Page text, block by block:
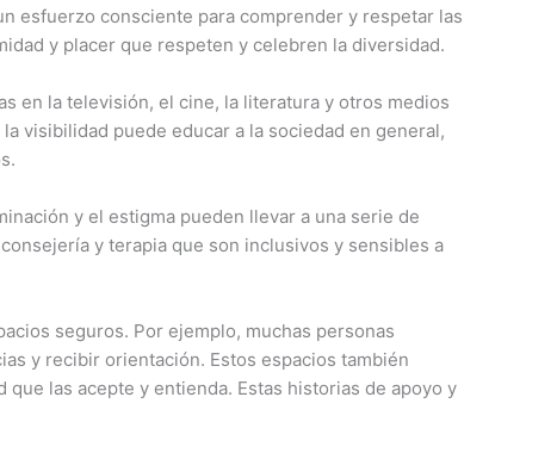
esfuerzo consciente para comprender y respetar las
y placer que respeten y celebren la diversidad.
en la televisión, el cine, la literatura y otros medios
visibilidad puede educar a la sociedad en general,
y el estigma pueden llevar a una serie de
y terapia que son inclusivos y sensibles a
seguros. Por ejemplo, muchas personas
y recibir orientación. Estos espacios también
las acepte y entienda. Estas historias de apoyo y